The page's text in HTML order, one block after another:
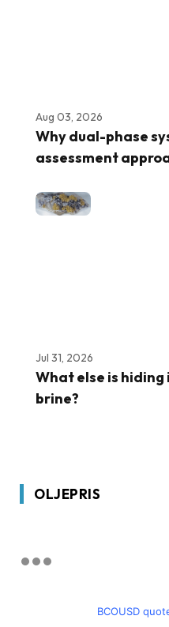
Aug 03, 2026
Why dual-phase
assessment
Jul 31, 2026
What else is
brine?
OLJEPRIS
BCOUSD